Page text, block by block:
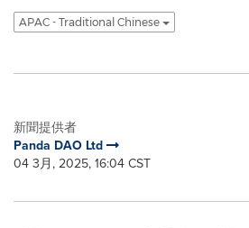
APAC - Traditional Chinese
新聞提供者
Panda DAO Ltd
04 3月, 2025, 16:04 CST